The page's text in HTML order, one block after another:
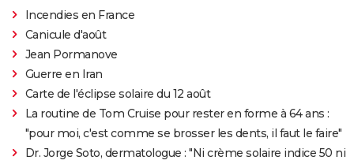
Incendies en France
Canicule d'août
Jean Pormanove
Guerre en Iran
Carte de l'éclipse solaire du 12 août
La routine de Tom Cruise pour rester en forme à 64 ans :
"pour moi, c'est comme se brosser les dents, il faut le faire"
Dr. Jorge Soto, dermatologue : "Ni crème solaire indice 50 ni